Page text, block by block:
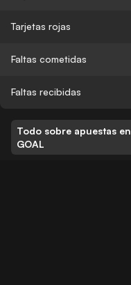
Tarjetas rojas
Faltas cometidas
Faltas recibidas
Todo sobre apuestas en
GOAL